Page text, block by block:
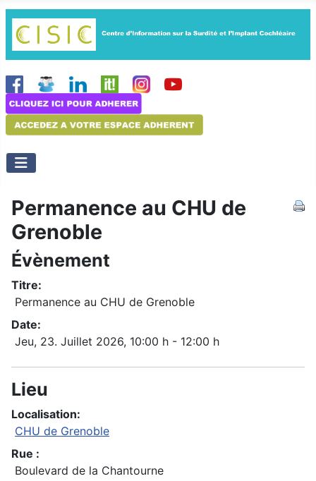
Permanence au CHU de
Grenoble
Évènement
Titre:
Permanence au CHU de Grenoble
Date:
Jeu, 23. Juillet 2026, 10:00 h - 12:00 h
Lieu
Localisation:
CHU de Grenoble
Rue :
Boulevard de la Chantourne